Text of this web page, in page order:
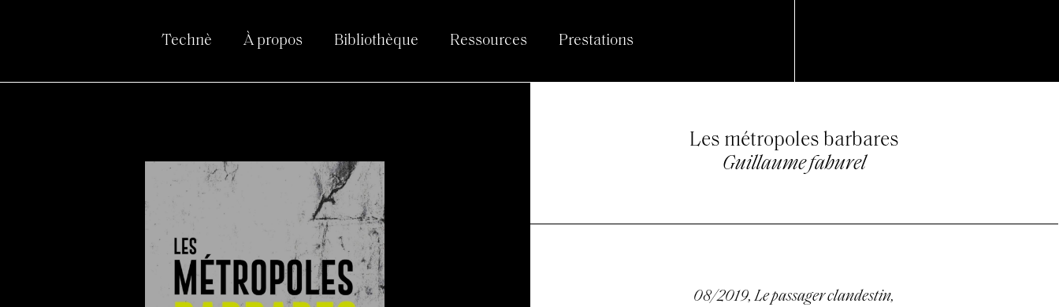
Technè À propos Bibliothèque Ressources Prestations
Les métropoles barbares
Guillaume faburel
08/2019, Le passager clandestin,